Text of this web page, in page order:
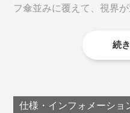
一般的に、コーティング
フ傘並みに覆えて、視界
続
仕様・インフォメーショ